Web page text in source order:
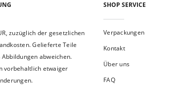
zuzüglich der gesetzlichen
Gelieferte Teile
Abbildungen abweichen.
vorbehaltlich etwaiger
SHOP SERVICE
Verpackungen
Kontakt
Über uns
FAQ